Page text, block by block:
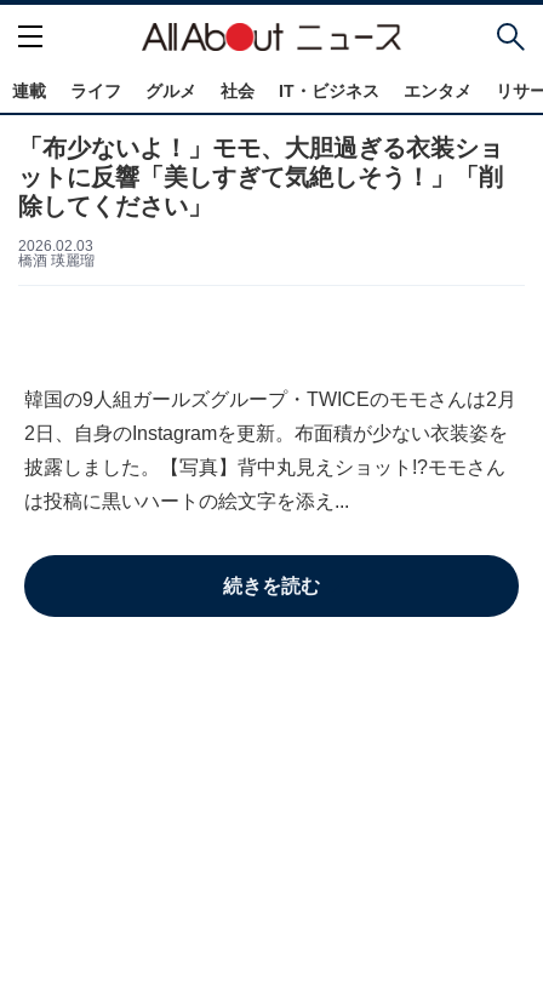
連載 ライフ グルメ 社会 IT・ビジネス エンタメ リサ
「布少ないよ！」モモ、大胆過ぎる衣装ショ
ットに反響「美しすぎて気絶しそう！」「削
除してください」
2026.02.03
橋酒 瑛麗瑠
韓国の9人組ガールズグループ・TWICEのモモさんは2月
2日、自身のInstagramを更新。布面積が少ない衣装姿を
披露しました。【写真】背中丸見えショット!?モモさん
は投稿に黒いハートの絵文字を添え...
続きを読む